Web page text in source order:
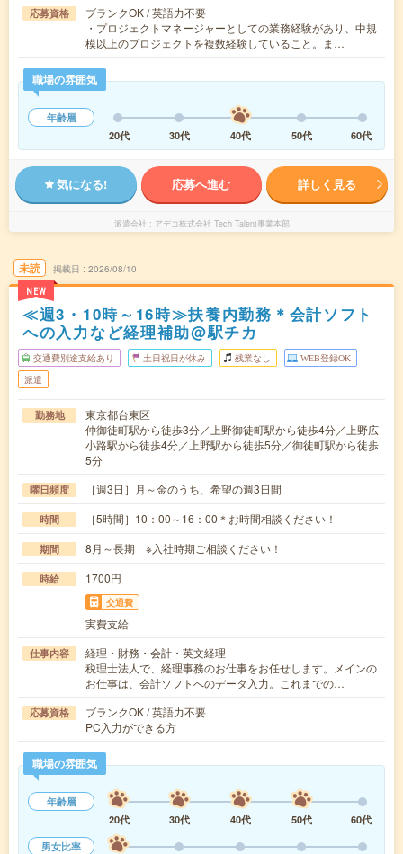
応募資格
ブランクOK / 英語力不要
・プロジェクトマネージャーとしての業務経験があり、中規
模以上のプロジェクトを複数経験していること。ま…
職場の雰囲気
年齢層
20代
30代 40代 50代 60代
気になる! 応募へ進む 詳しく見る
派遣会社 アデコ株式会社 Tech Talent事業本部
未読
NEW
掲載日 2026/08/10
≪週3・10時～16時≫扶養内勤務＊会計ソフト
への入力など経理補助@駅チカ
交通費別途支給あり 土日祝日が休み 残業なし WEB登録OK
派遣
勤務地
東京都台東区
仲御徒町駅から徒歩3分／上野御徒町駅から徒歩4分／上野広
小路駅から徒歩4分／上野駅から徒歩5分／御徒町駅から徒歩
5分
曜日頻度 ［週3日］月～金のうち、希望の週3日間
時間 ［5時間］10：00～16：00＊お時間相談ください！
期間 8月～長期 ※入社時期ご相談ください！
時給 1700円
交通費
実費支給
仕事内容
経理・財務・会計・英文経理
税理士法人で、経理事務のお仕事をお任せします。メインの
お仕事は、会計ソフトへのデータ入力。これまでの…
応募資格
ブランクOK / 英語力不要
PC入力ができる方
職場の雰囲気
年齢層
20代
30代 40代 50代
60代
男女比率